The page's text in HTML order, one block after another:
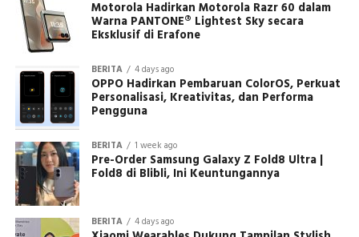
Motorola Hadirkan Motorola Razr 60 dalam
Warna PANTONE® Lightest Sky secara
Eksklusif di Erafone
BERITA 4 days ago
OPPO Hadirkan Pembaruan ColorOS, Perkuat
Personalisasi, Kreativitas, dan Performa
Pengguna
BERITA 1 week ago
Pre-Order Samsung Galaxy Z Fold8 Ultra |
Fold8 di Blibli, Ini Keuntungannya
BERITA 4 days ago